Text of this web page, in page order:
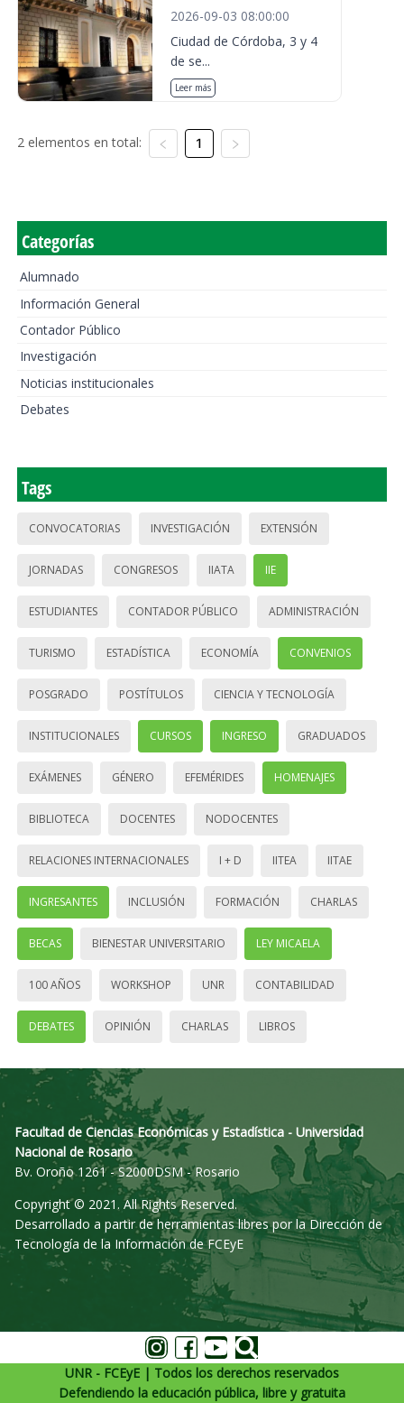
2026-09-03 08:00:00
Ciudad de Córdoba, 3 y 4
de se...
Leer más
2 elementos en total: 1
Categorías
Alumnado
Información General
Contador Público
Investigación
Noticias institucionales
Debates
Tags
CONVOCATORIAS INVESTIGACIÓN EXTENSIÓN
JORNADAS CONGRESOS IIATA IIE
ESTUDIANTES CONTADOR PÚBLICO ADMINISTRACIÓN
TURISMO ESTADÍSTICA ECONOMÍA CONVENIOS
POSGRADO POSTÍTULOS CIENCIA Y TECNOLOGÍA
INSTITUCIONALES CURSOS INGRESO GRADUADOS
EXÁMENES GÉNERO EFEMÉRIDES HOMENAJES
BIBLIOTECA DOCENTES NODOCENTES
RELACIONES INTERNACIONALES I + D IITEA IITAE
INGRESANTES INCLUSIÓN FORMACIÓN CHARLAS
BECAS BIENESTAR UNIVERSITARIO LEY MICAELA
100 AÑOS WORKSHOP UNR CONTABILIDAD
DEBATES OPINIÓN CHARLAS LIBROS
Facultad de Ciencias Económicas y Estadística - Universidad
Nacional de Rosario
Bv. Oroño 1261 - S2000DSM - Rosario
Copyright © 2021. All Rights Reserved.
Desarrollado a partir de herramientas libres por la Dirección de
Tecnología de la Información de FCEyE
UNR - FCEyE | Todos los derechos reservados
Defendiendo la educación pública, libre y gratuita